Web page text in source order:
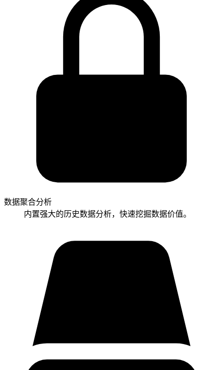
数据聚合分析
内置强大的历史数据分析，快速挖掘数据价值。